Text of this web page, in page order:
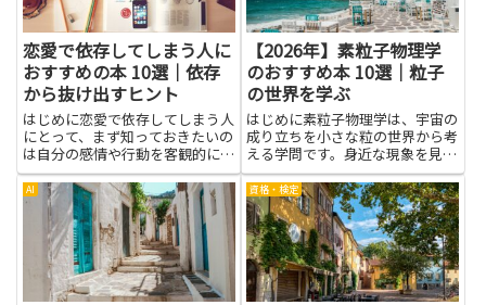
恋愛で依存してしまう人に
おすすめの本 10選｜依存
から抜け出すヒント
はじめに恋愛で依存してしまう人
にとって、まず知っておきたいの
は自分の感情や行動を客観的に見
る力です。本やヒントを通じて、
なぜ依存が生まれるのか、どんな
思考や習慣が関係しているのかを
学べます。読書は具体的な事例や
実践的なワークが多く、自己理
【2026年】素粒子物理学
のおすすめ本 10選｜粒子
の世界を学ぶ
はじめに素粒子物理学は、宇宙の
成り立ちを小さな粒の世界から考
える学問です。身近な現象を見つ
め直すと、世界のしくみが少しず
つ見えてきます。粒子の世界を学
ぶとき、難しい専門用語はゆっく
りと手がかりを積み重ねる感じで
理解できます。光の動き、物質
の...
AI 資格・検定